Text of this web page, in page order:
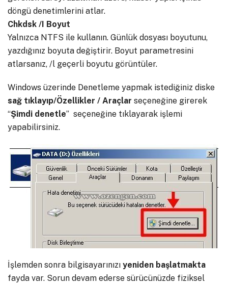
döngü denetimlerini atlar.
Chkdsk /I Boyut
Yalnızca NTFS ile kullanın. Günlük dosyası boyutunu,
yazdığınız boyuta değiştirir. Boyut parametresini
atlarsanız, /l geçerli boyutu görüntüler.
Windows üzerinde Denetleme yapmak istediğiniz diske
sağ tıklayıp/Özellikler / Araçlar seçeneğine girerek
“Şimdi denetle” seçeneğine tıklayarak işlemi
yapabilirsiniz.
İşlemden sonra bilgisayarınızı yeniden başlatmakta
fayda var. Sorun devam ederse sürücünüzde fiziksel